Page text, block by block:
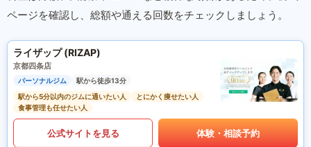
ページを確認し、総額や通える回数をチェックしましょう。
ライザップ (RIZAP)
京都四条店
パーソナルジム
駅から徒歩13分
駅から5分以内のジムに通いたい人
とにかく痩せたい人
食事管理も任せたい人
公式サイトを見る 体験・相談予約